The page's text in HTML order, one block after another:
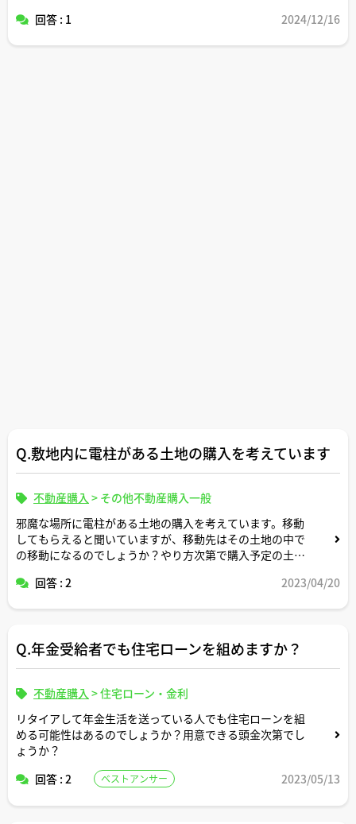
ださい。
回答 : 1 2024/12/16
Q.敷地内に電柱がある土地の購入を考えています
不動産購入 > その他不動産購入一般
邪魔な場所に電柱がある土地の購入を考えています。移動
してもらえると聞いていますが、移動先はその土地の中で
の移動になるのでしょうか？やり方次第で購入予定の土地
回答 : 2 2023/04/20
Q.年金受給者でも住宅ローンを組めますか？
不動産購入 >住宅ローン・金利
リタイアして年金生活を送っている人でも住宅ローンを組
める可能性はあるのでしょうか？用意できる頭金次第でし
ょうか？
回答 : 2
ベストアンサー 2023/05/13